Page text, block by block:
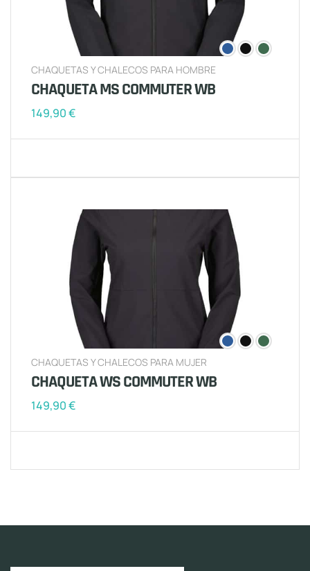
CHAQUETAS Y CHALECOS PARA HOMBRE
CHAQUETA MS COMMUTER WB
149,90€
CHAQUETAS Y CHALECOS PARA MUJER
CHAQUETA WS COMMUTER WB
149,90€